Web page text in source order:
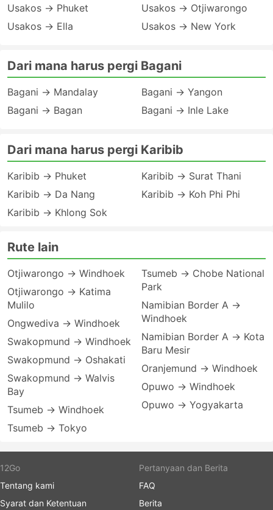
Usakos → Phuket
Usakos → Ella
Usakos → Otjiwarongo
Usakos → New York
Dari mana harus pergi Bagani
Bagani → Mandalay
Bagani → Bagan
Bagani → Yangon
Bagani → Inle Lake
Dari mana harus pergi Karibib
Karibib → Phuket
Karibib → Da Nang
Karibib → Khlong Sok
Karibib → Surat Thani
Karibib → Koh Phi Phi
Rute lain
Otjiwarongo → Windhoek
Otjiwarongo → Katima
Mulilo
Ongwediva → Windhoek
Swakopmund → Windhoek
Swakopmund → Oshakati
Swakopmund → Walvis
Bay
Tsumeb → Windhoek
Tsumeb → Tokyo
Tsumeb → Chobe National
Park
Namibian Border A →
Windhoek
Namibian Border A → Kota
Baru Mesir
Oranjemund → Windhoek
Opuwo → Windhoek
Opuwo → Yogyakarta
12Go
Tentang kami
Syarat dan Ketentuan
Pertanyaan dan Berita
FAQ
Berita